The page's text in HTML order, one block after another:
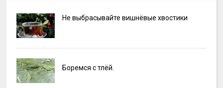
Не выбрасывайте вишнёвые хвостики
Боремся с тлёй.